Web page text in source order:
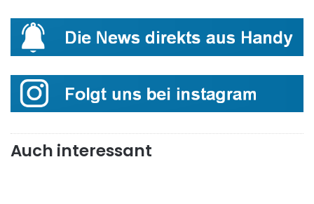
Auch interessant